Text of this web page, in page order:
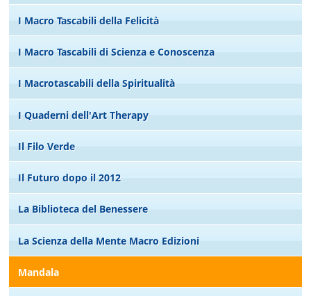
I Macro Tascabili della Felicità
I Macro Tascabili di Scienza e Conoscenza
I Macrotascabili della Spiritualità
I Quaderni dell'Art Therapy
Il Filo Verde
Il Futuro dopo il 2012
La Biblioteca del Benessere
La Scienza della Mente Macro Edizioni
Mandala